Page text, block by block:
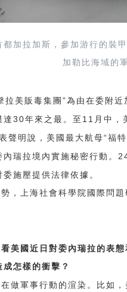
加拉加斯，參加游行的裝
加勒比海域的
拉美販毒集團 ”為由在委附近
達 30年來之最。至 11 月中，
聲明說，美國最大航母“ 福特
瑞拉境內實施秘密行動。
施壓提供法律依據。
，上海社會科學院國際問
美國近日對委內瑞拉的表
怎樣的衝擊？
做軍事行動的渲染。比如